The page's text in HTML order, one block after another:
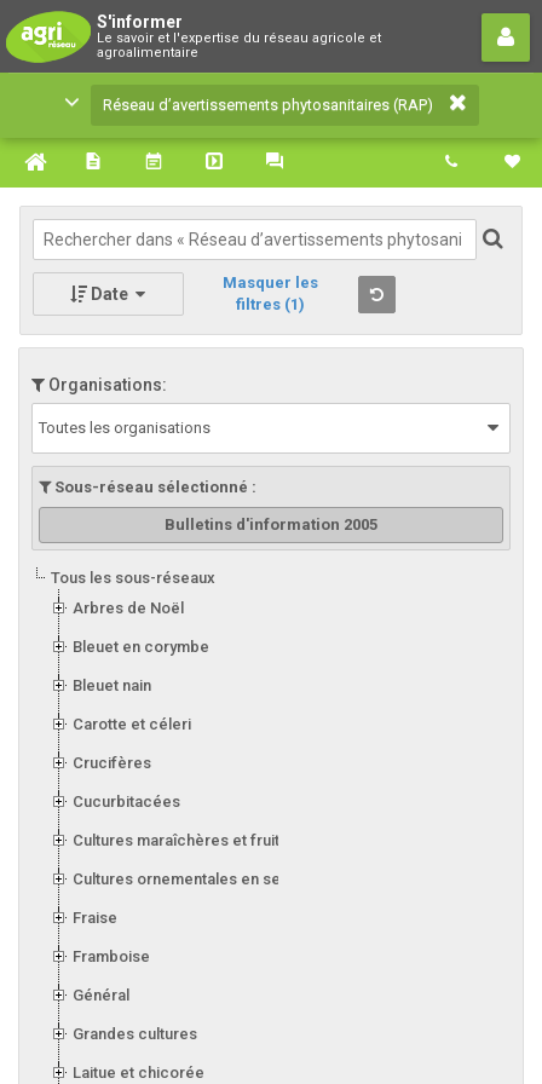
S'informer
Le savoir et l'expertise du réseau agricole et
agroalimentaire
Réseau d’avertissements
phytosanitaires (RAP)
Le savoir et l'expertise du réseau agricole et
agroalimentaire
Réseau d’avertissements phytosanitaires (RAP)
Date
Masquer les
filtres (1)
Organisations:
Toutes les organisations
Sous-réseau sélectionné :
Bulletins d'information 2005
Tous les sous-réseaux
Arbres de Noël
Bleuet en corymbe
Bleuet nain
Carotte et céleri
Crucifères
Cucurbitacées
Cultures maraîchères et fruitières en serre
Cultures ornementales en serre
Fraise
Framboise
Général
Grandes cultures
Laitue et chicorée